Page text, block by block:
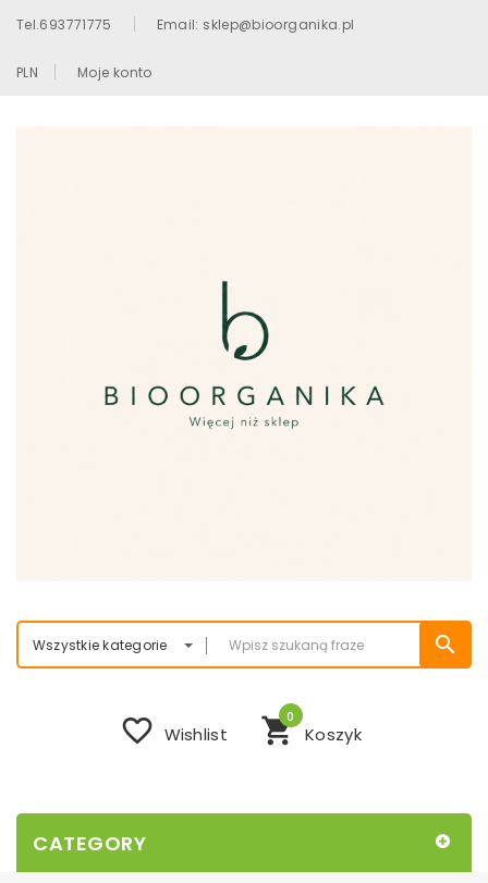
Tel.693771775 Email: sklep@bioorganika.pl
PLN Moje konto
Wszystkie kategorie search
shopping_cart Koszyk
0
favorite_border Wishlist
CATEGORY